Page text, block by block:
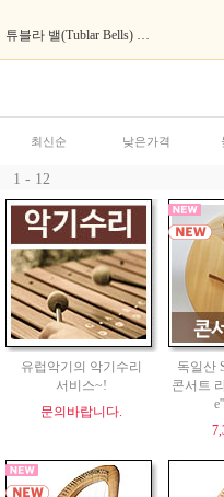
최신순 낮은가격
1 - 12
유럽악기의 악기수리
서비스~!
문의바랍니다.
독일산
콘서트